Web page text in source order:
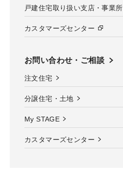
戸建住宅取り扱い支店・事業所
カスタマーズセンター
お問い合わせ・ご相談
注文住宅
分譲住宅・土地
My STAGE
カスタマーズセンター